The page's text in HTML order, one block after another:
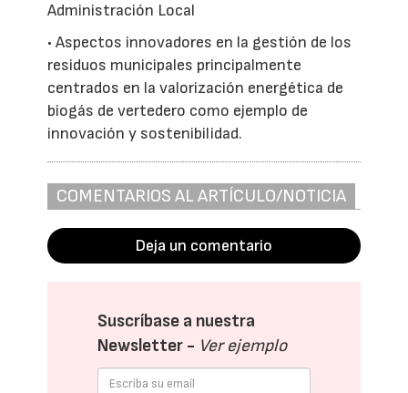
Administración Local
• Aspectos innovadores en la gestión de los
residuos municipales principalmente
centrados en la valorización energética de
biogás de vertedero como ejemplo de
innovación y sostenibilidad.
COMENTARIOS AL ARTÍCULO/NOTICIA
Deja un comentario
Suscríbase a nuestra
Newsletter - Ver ejemplo